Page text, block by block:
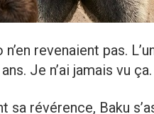
revenaient pas.
Je n’ai jamais vu ça.
sa révérence, Baku